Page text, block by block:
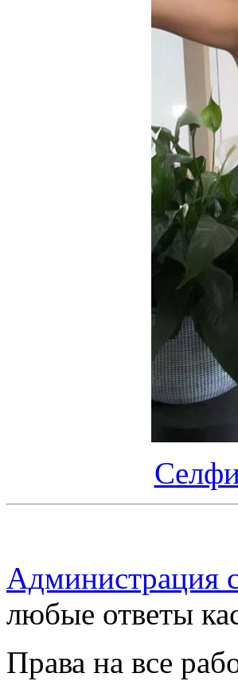
Администрация
любые ответы
Права на все